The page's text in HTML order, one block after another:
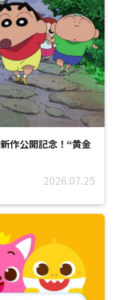
作公開記念！“黄金
2026.07.25